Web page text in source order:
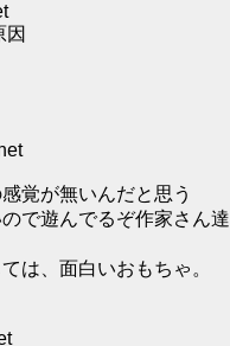
因
覚が無いんだと思う
で遊んでるぞ作家さん達
は、面白いおもちゃ。